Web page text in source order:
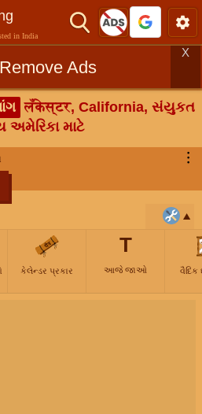
in India
Remove Ads
X
लँकेस्टर, California, સંયુકત
અમેરિકા માટે
⋮
કેલેન્ડર પ્રકાર
T
આજે જાઓ વૈદિક